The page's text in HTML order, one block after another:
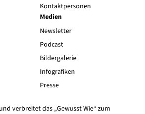
Kontaktpersonen
Medien
Newsletter
Podcast
Bildergalerie
Infografiken
Presse
verbreitet das „Gewusst Wie“ zum